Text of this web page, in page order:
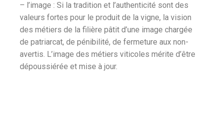
– l’image : Si la tradition et l’authenticité sont des
valeurs fortes pour le produit de la vigne, la vision
des métiers de la filière pâtit d’une image chargée
de patriarcat, de pénibilité, de fermeture aux non-
avertis. L’image des métiers viticoles mérite d’être
dépoussiérée et mise à jour.